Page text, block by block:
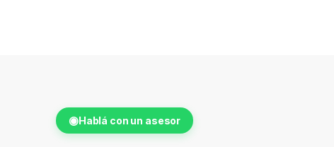
◉Hablá con un asesor